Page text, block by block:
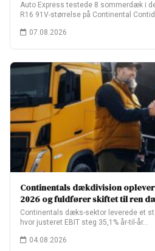
Auto Express testede 8 sommerdæk i
R16 91V-størrelse på Continental
07.08.2026
Continentals dækdivision oplever
2026 og fuldfører skiftet til ren
Continentals dæks-sektor leverede et
hvor justeret EBIT steg 35,1% år-til-år…
04.08.2026